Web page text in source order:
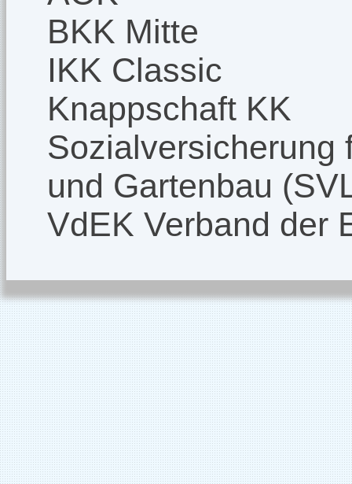
BKK Mitte
IKK Classic
Knappschaft KK
Sozialversicherung
und Gartenbau
VdEK Verband der